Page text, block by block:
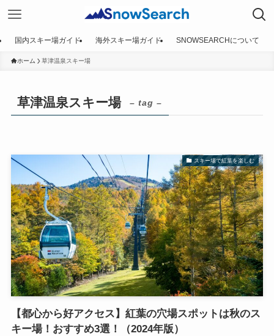
国内スキー場ガイド 海外スキー場ガイド SNOWSEARCHについて
ホーム 草津温泉スキー場
草津温泉スキー場 – tag –
スキー場で紅葉を楽しむ
【都心から好アクセス】紅葉の穴場スポットは秋のス
キー場！おすすめ3選！（2024年版）